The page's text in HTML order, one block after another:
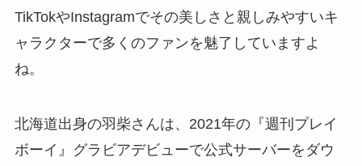
TikTokやInstagramでその美しさと親しみやすいキ
ャラクターで多くのファンを魅了していますよ
ね。
北海道出身の羽柴さんは、2021年の『週刊プレイ
ボーイ』グラビアデビューで公式サーバーをダウ